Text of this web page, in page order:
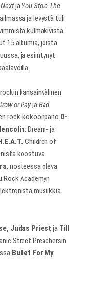
ja You Stole The
ja levystä tuli
kulmakivistä.
15 albumia, joista
ja esiintynyt
kansainvälinen
or PayjaBad
rock-kokoonpano D-
, Dream- ja
, Children of
koostuva
, nosteessa oleva
Rock Academyn
musiikkia
Judas Priest ja Till
Street Preachersin
Bullet For My